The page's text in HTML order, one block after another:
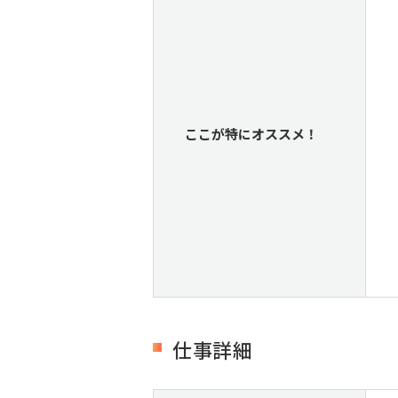
ここが特にオススメ！
仕事詳細